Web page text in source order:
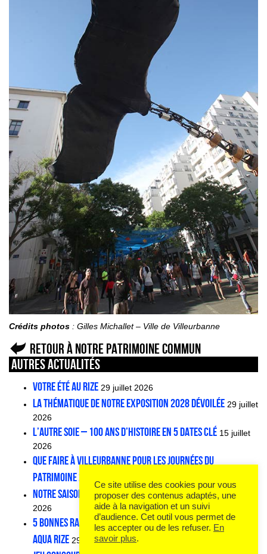
Crédits photos : Gilles Michallet – Ville de Villeurbanne
Retour à Notre patrimoine commun
Autres actualités
VOTRE ÉTÉ AU RIZE 29 juillet 2026
La thématique de notre exposition 2028 dévoilée 29 juillet
2026
L’AUTRE SOIE – 100 ans d’histoire en 5 dates clé 15 juillet
2026
Que faire à Villeurbanne pour les Journées du
patrimoine 2026 ?
Notre saison Aqua Rize continue à la rentrée !
1 juillet
2026
5 bonnes raisons de visiter (au frais) notre exposition
Aqua Rize 29 juin 2026
Ce site utilise des cookies pour vous
proposer des contenus adaptés, une
aide à la navigation et un suivi
d’audience. Cet outil vous permet de
les accepter ou de les refuser. En
savoir plus.